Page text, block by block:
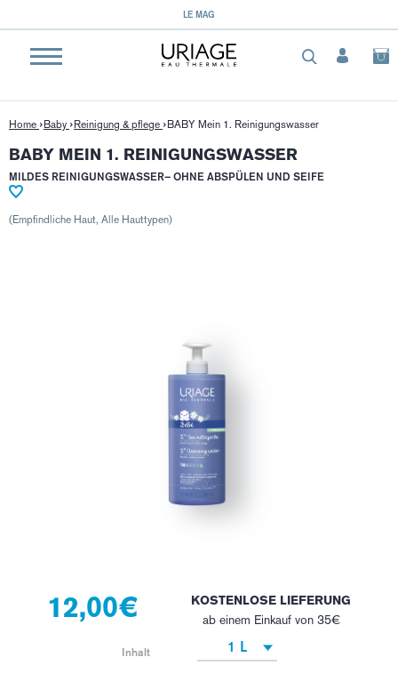
LE MAG
Home Baby Reinigung & pflege BABY Mein 1. Reinigungswasser
BABY MEIN 1. REINIGUNGSWASSER
MILDES REINIGUNGSWASSER– OHNE ABSPÜLEN UND SEIFE
(Empfindliche Haut, Alle Hauttypen)
12,00€
KOSTENLOSE LIEFERUNG
ab einem Einkauf von 35€
Inhalt 1 L